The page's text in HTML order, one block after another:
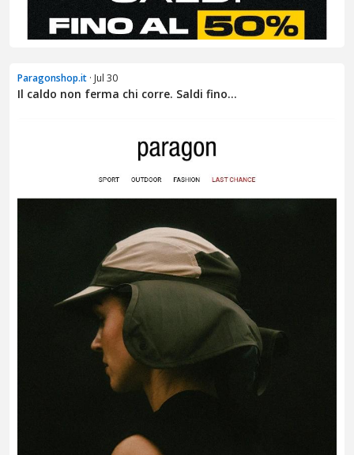
Paragonshop.it · Jul 30
Il caldo non ferma chi corre. Saldi fino...